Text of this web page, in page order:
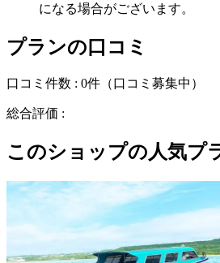
になる場合がございます。
プランの口コミ
口コミ件数 : 0件 （口コミ募集中）
総合評価 :
このショップの人気プ